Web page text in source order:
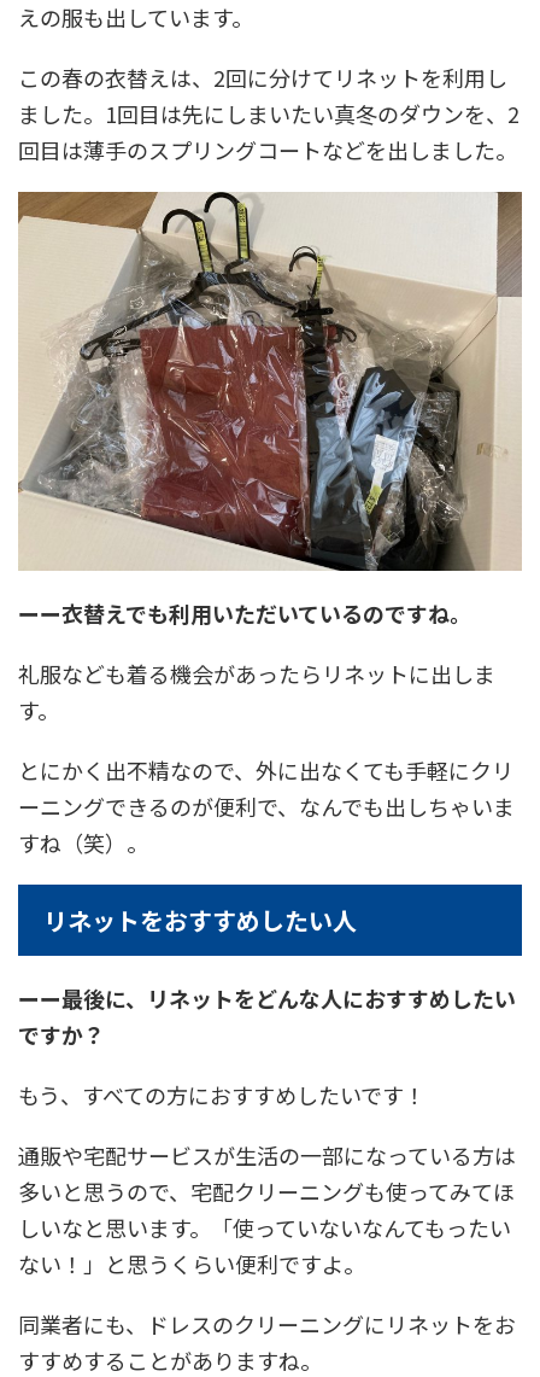
えの服も出しています。
この春の衣替えは、2回に分けてリネットを利用し
ました。1回目は先にしまいたい真冬のダウンを、2
回目は薄手のスプリングコートなどを出しました。
ーー衣替えでも利用いただいているのですね。
礼服なども着る機会があったらリネットに出しま
す。
とにかく出不精なので、外に出なくても手軽にクリ
ーニングできるのが便利で、なんでも出しちゃいま
すね（笑）。
リネットをおすすめしたい人
ーー最後に、リネットをどんな人におすすめしたい
ですか？
もう、すべての方におすすめしたいです！
通販や宅配サービスが生活の一部になっている方は
多いと思うので、宅配クリーニングも使ってみてほ
しいなと思います。「使っていないなんてもったい
ない！」と思うくらい便利ですよ。
同業者にも、ドレスのクリーニングにリネットをお
すすめすることがありますね。